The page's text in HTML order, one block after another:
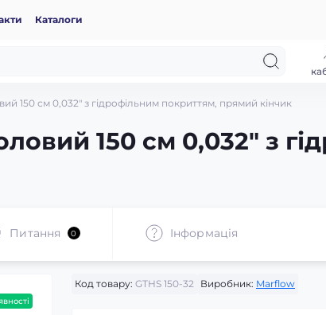
Каталоги
150 см 0,032" з гідрофільним покриттям, прямий кінчик
150 см 0,032" з
Питання 0 Iнформація
Код товару: GTHS 150-32 Виробник: Marflow